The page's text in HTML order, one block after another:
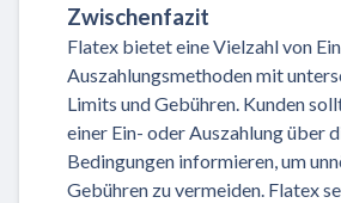
Zwischenfazit
Flatex bietet eine Vielzahl von
Auszahlungsmethoden mit
Limits und Gebühren. Kunden
einer Ein- oder Auszahlung über
Bedingungen informieren, um
Gebühren zu vermeiden. Flatex